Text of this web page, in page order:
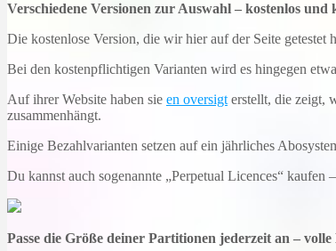
Verschiedene Versionen zur Auswahl – kostenlos und
Die kostenlose Version, die wir hier auf der Seite
Bei den kostenpflichtigen Varianten wird es hingegen
Auf ihrer Website haben sie en oversigt erstellt, die zeigt,
zusammenhängt.
Einige Bezahlvarianten setzen auf ein jährliches
Du kannst auch sogenannte „Perpetual Licences“
Passe die Größe deiner Partitionen jederzeit an –